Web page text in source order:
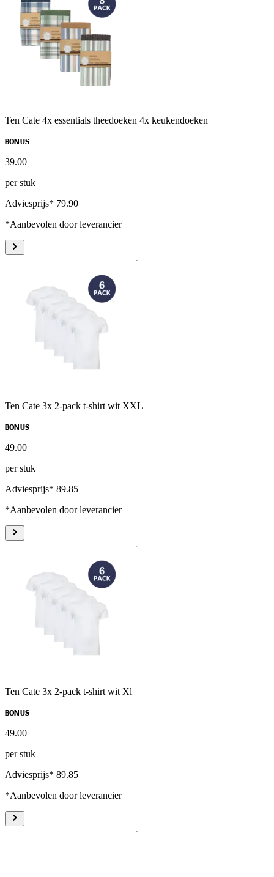
Ten Cate 4x essentials theedoeken 4x keukendoeken
BONUS
39.00
per stuk
Adviesprijs* 79.90
*Aanbevolen door leverancier
Ten Cate 3x 2-pack t-shirt wit XXL
BONUS
49.00
per stuk
Adviesprijs* 89.85
*Aanbevolen door leverancier
Ten Cate 3x 2-pack t-shirt wit Xl
BONUS
49.00
per stuk
Adviesprijs* 89.85
*Aanbevolen door leverancier